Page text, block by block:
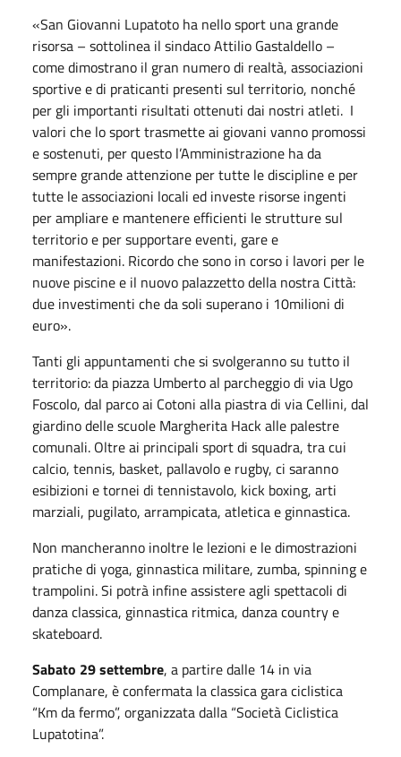
«San Giovanni Lupatoto ha nello sport una grande
risorsa – sottolinea il sindaco Attilio Gastaldello –
come dimostrano il gran numero di realtà, associazioni
sportive e di praticanti presenti sul territorio, nonché
per gli importanti risultati ottenuti dai nostri atleti. I
valori che lo sport trasmette ai giovani vanno promossi
e sostenuti, per questo l’Amministrazione ha da
sempre grande attenzione per tutte le discipline e per
tutte le associazioni locali ed investe risorse ingenti
per ampliare e mantenere efficienti le strutture sul
territorio e per supportare eventi, gare e
manifestazioni. Ricordo che sono in corso i lavori per le
nuove piscine e il nuovo palazzetto della nostra Città:
due investimenti che da soli superano i 10milioni di
euro».
Tanti gli appuntamenti che si svolgeranno su tutto il
territorio: da piazza Umberto al parcheggio di via Ugo
Foscolo, dal parco ai Cotoni alla piastra di via Cellini, dal
giardino delle scuole Margherita Hack alle palestre
comunali. Oltre ai principali sport di squadra, tra cui
calcio, tennis, basket, pallavolo e rugby, ci saranno
esibizioni e tornei di tennistavolo, kick boxing, arti
marziali, pugilato, arrampicata, atletica e ginnastica.
Non mancheranno inoltre le lezioni e le dimostrazioni
pratiche di yoga, ginnastica militare, zumba, spinning e
trampolini. Si potrà infine assistere agli spettacoli di
danza classica, ginnastica ritmica, danza country e
skateboard.
Sabato 29 settembre, a partire dalle 14 in via
Complanare, è confermata la classica gara ciclistica
“Km da fermo”, organizzata dalla “Società Ciclistica
Lupatotina”.